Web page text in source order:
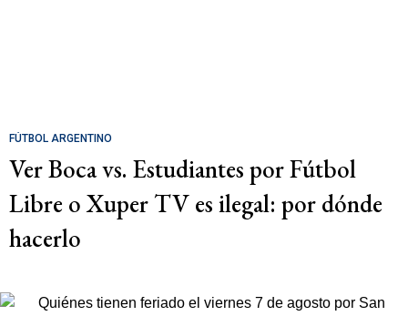
FÚTBOL ARGENTINO
Ver Boca vs. Estudiantes por Fútbol
Libre o Xuper TV es ilegal: por dónde
hacerlo